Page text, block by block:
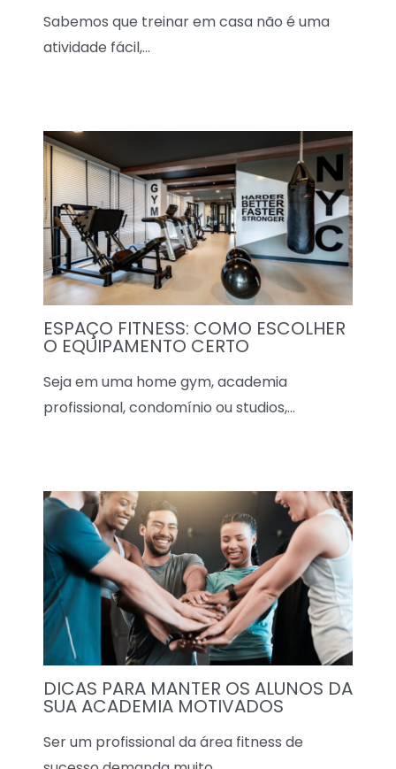
Sabemos que treinar em casa não é uma
atividade fácil,…
ESPAÇO FITNESS: COMO ESCOLHER
O EQUIPAMENTO CERTO
Seja em uma home gym, academia
profissional, condomínio ou studios,…
DICAS PARA MANTER OS ALUNOS DA
SUA ACADEMIA MOTIVADOS
Ser um profissional da área fitness de